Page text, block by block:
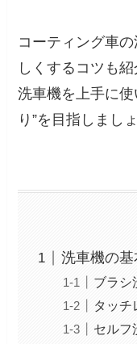
コーティング車
しくするコツも
洗車機を上手に
り”を目指しましょ
洗車機の
ブラシ
タッチ
セルフ